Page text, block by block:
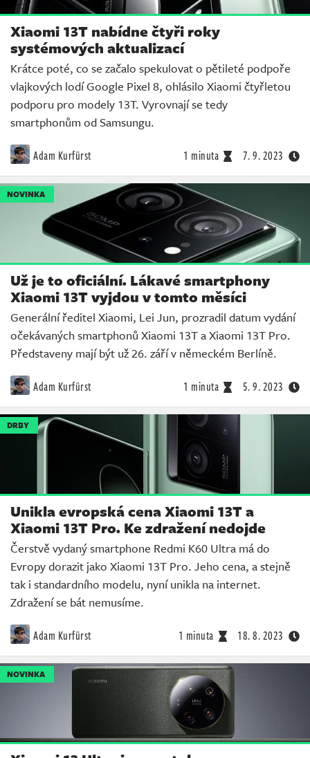
Xiaomi 13T nabídne čtyři roky
systémových aktualizací
Krátce poté, co se začalo spekulovat o pětileté podpoře
vlajkových lodí Google Pixel 8, ohlásilo Xiaomi čtyřletou
podporu pro modely 13T. Vyrovnají se tedy
smartphonům od Samsungu.
Adam Kurfürst 1 minuta 7. 9. 2023
NOVINKA
Už je to oficiální. Lákavé smartphony
Xiaomi 13T vyjdou v tomto měsíci
Generální ředitel Xiaomi, Lei Jun, prozradil datum vydání
očekávaných smartphonů Xiaomi 13T a Xiaomi 13T Pro.
Představeny mají být už 26. září v německém Berlíně.
Adam Kurfürst 1 minuta 5. 9. 2023
DRBY
Unikla evropská cena Xiaomi 13T a
Xiaomi 13T Pro. Ke zdražení nedojde
Čerstvě vydaný smartphone Redmi K60 Ultra má do
Evropy dorazit jako Xiaomi 13T Pro. Jeho cena, a stejně
tak i standardního modelu, nyní unikla na internet.
Zdražení se bát nemusíme.
Adam Kurfürst 1 minuta 18. 8. 2023
NOVINKA